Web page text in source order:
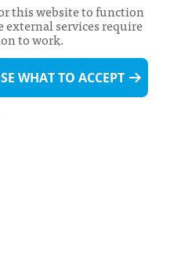
this website to function
services require
to work.
WHAT TO ACCEPT